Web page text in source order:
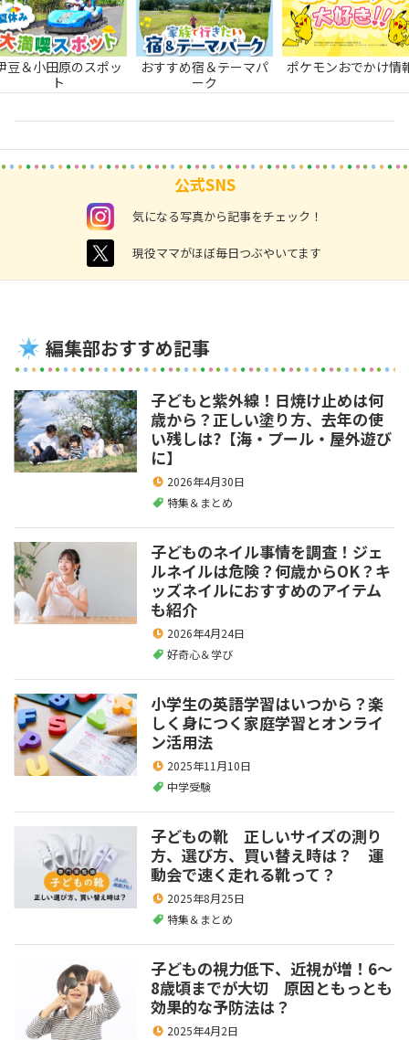
豆＆小田原のスポッ
ト
おすすめ宿＆テーマパ
ーク
ポケモンおでかけ情
公式SNS
instagram 気になる写真から記事をチェック！
twitter 現役ママがほぼ毎日つぶやいてます
編集部おすすめ記事
子どもと紫外線！日焼け止めは何
歳から？正しい塗り方、去年の使
い残しは?【海・プール・屋外遊び
に】
2026年4月30日
特集＆まとめ
子どものネイル事情を調査！ジェ
ルネイルは危険？何歳からOK？キ
ッズネイルにおすすめのアイテム
も紹介
2026年4月24日
好奇心＆学び
小学生の英語学習はいつから？楽
しく身につく家庭学習とオンライ
ン活用法
2025年11月10日
中学受験
子どもの靴 正しいサイズの測り
方、選び方、買い替え時は？ 運
動会で速く走れる靴って？
2025年8月25日
特集＆まとめ
子どもの視力低下、近視が増！6～
8歳頃までが大切 原因ともっとも
効果的な予防法は？
2025年4月2日